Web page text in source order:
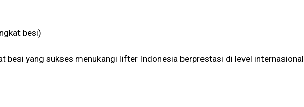
besi)
besi yang sukses menukangi lifter Indonesia berprestasi di level internasional